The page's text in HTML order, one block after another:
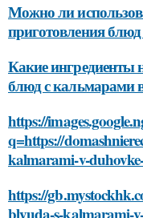
Можно ли
приготовления блюд
Какие ингредиенты
блюд с кальмарами
https://
q=https://
kalmarami-v-
https://
blyuda-s-kalmarami-